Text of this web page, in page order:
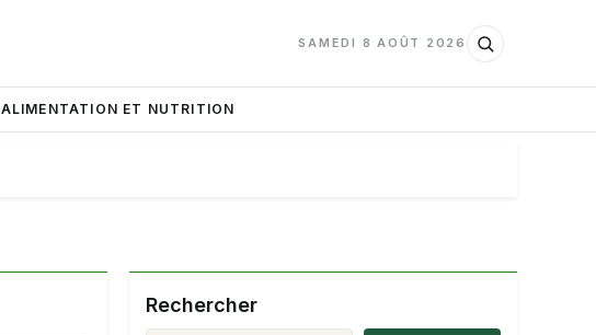
SAMEDI 8 AOÛT 2026
ALIMENTATION ET NUTRITION
Rechercher